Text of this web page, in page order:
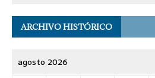
ARCHIVO HISTÓRICO
agosto 2026